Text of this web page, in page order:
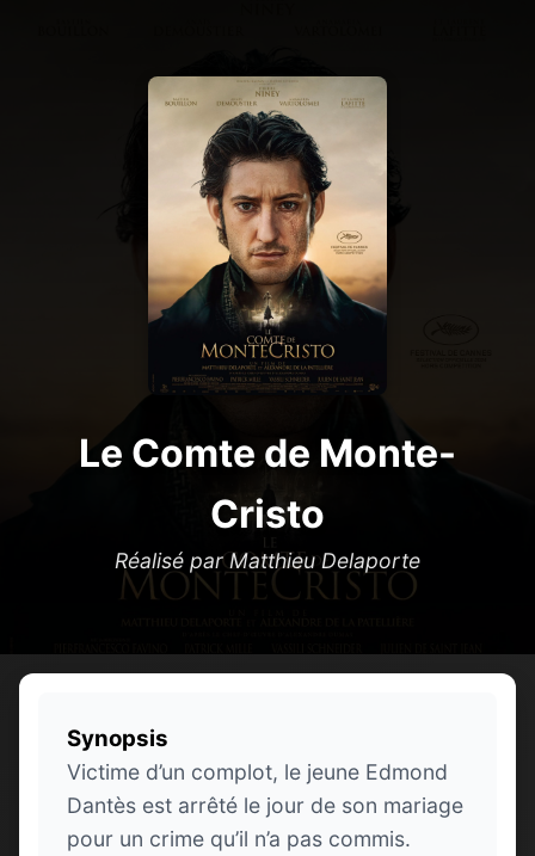
Le Comte de Monte-
Cristo
Réalisé par Matthieu Delaporte
Synopsis
Victime d’un complot, le jeune Edmond
Dantès est arrêté le jour de son mariage
pour un crime qu’il n’a pas commis.